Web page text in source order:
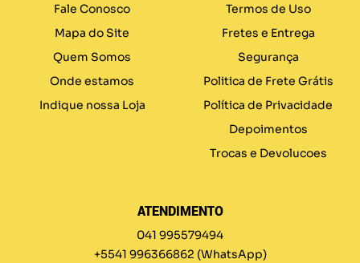
Fale Conosco
Mapa do Site
Quem Somos
Onde estamos
Indique nossa Loja
Termos de Uso
Fretes e Entrega
Segurança
Politica de Frete Grátis
Política de Privacidade
Depoimentos
Trocas e Devolucoes
ATENDIMENTO
041 995579494
+5541 996366862 (WhatsApp)